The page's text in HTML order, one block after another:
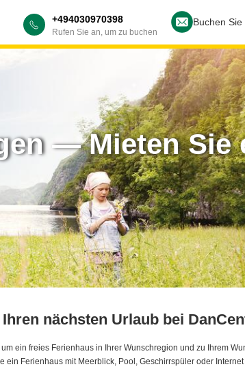
+494030970398
Rufen Sie an, um zu buchen
Buchen
— Mieten Sie
nächsten Urlaub bei
ein freies Ferienhaus in Ihrer Wunschregion und zu Ihrem
ein Ferienhaus mit Meerblick, Pool, Geschirrspüler oder